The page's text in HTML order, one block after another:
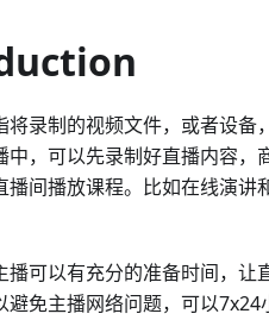
将录制的视频文件，或者设
中，可以先录制好直播内容
播间播放课程。比如在线演
播可以有充分的准备时间，
避免主播网络问题，可以7x24